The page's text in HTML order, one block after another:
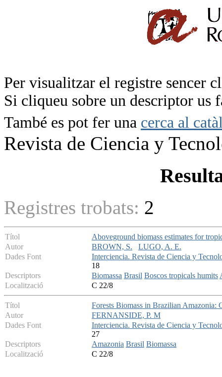
Per visualitzar el registre sencer
Si cliqueu sobre un descriptor us
També es pot fer una cerca al
Revista de Ciencia y
Registres trobats: 2
Títol
Aboveground biomass estimates for
Autor
BROWN, S.
LUGO, A. E.
Dades Font
Interciencia. Revista de Ciencia y
18
Descriptors
Biomassa Brasil Boscos tropicals humits
Localització
C 22/8
Títol
Forests Biomass in Brazilian Amazonia:
Autor
FERNANSIDE, P. M
Dades Font
Interciencia. Revista de Ciencia y
27
Descriptors
Amazonia Brasil Biomassa
Localització
C 22/8